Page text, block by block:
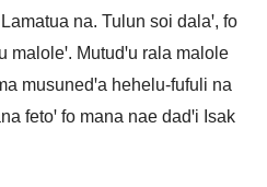
na. Tulun soi dalaꞌ, fo
Mutudꞌu rala malole
musunedꞌa hehelu-fufuli na
fetoꞌ fo mana nae dadꞌi Isak